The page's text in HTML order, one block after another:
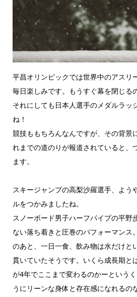
平昌オリンピックでは世界中のアスリ
毎日楽しみです。もうすぐ幕を閉じる
それにしても日本人選手のメダルラッ
ね！
競技ももちろんなんですが、その背景
れまでの道のりが報道されていると、
ます。
スキージャンプの高梨沙羅選手、よう
ルをつかみましたね。
スノーボード男子ハーフパイプの平野
ない落ち着きと圧巻のパフォーマンス
のあと、一日一食、飲み物は水だけと
貫いていたそうです。いくら成長期と
が4年でここまで変わるのかーという
うにリーンな身体と存在感になれるの